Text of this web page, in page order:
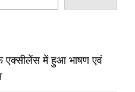
एक्सीलेंस में हुआ भाषण एवं